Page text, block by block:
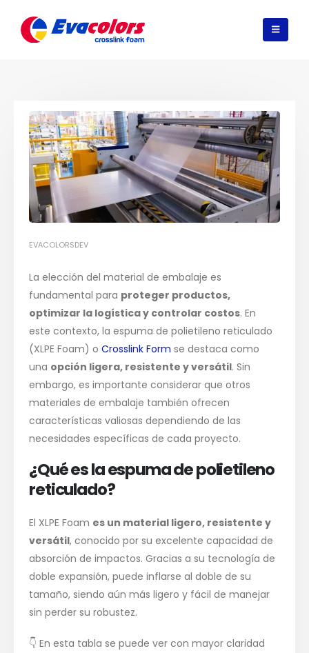
EVACOLORSDEV
La elección del material de embalaje es
fundamental para proteger productos,
optimizar la logística y controlar costos. En
este contexto, la espuma de polietileno reticulado
(XLPE Foam) oCrosslink Form se destaca como
una opción ligera, resistente y versátil. Sin
embargo, es importante considerar que otros
materiales de embalaje también ofrecen
características valiosas dependiendo de las
necesidades específicas de cada proyecto.
¿Qué es la espuma de polietileno
reticulado?
El XLPE Foam es un material ligero, resistente y
versátil, conocido por su excelente capacidad de
absorción de impactos. Gracias a su tecnología de
doble expansión, puede inflarse al doble de su
tamaño, siendo aún más ligero y fácil de manejar
sin perder su robustez.
👇 En esta tabla se puede ver con mayor claridad